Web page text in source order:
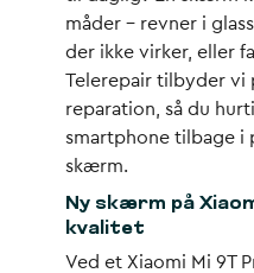
måder – revner i
der ikke virker, eller
Telerepair tilbyder vi
reparation, så du
smartphone tilbage i
skærm.
Ny skærm på
kvalitet
Ved et Xiaomi Mi 9T